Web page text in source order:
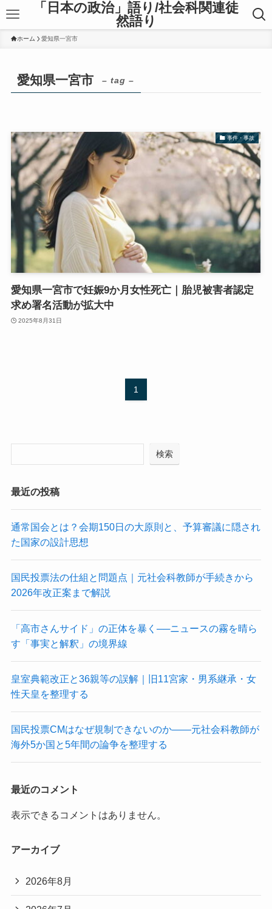
「日本の政治」語り/社会科関連徒
然語り
ホーム 愛知県一宮市
愛知県一宮市 – tag –
事件・事故
愛知県一宮市で妊娠9か月女性死亡｜胎児被害者認定
求め署名活動が拡大中
2025年8月31日
1
検索
最近の投稿
通常国会とは？会期150日の大原則と、予算審議に隠され
た国家の設計思想
国民投票法の仕組と問題点｜元社会科教師が手続きから
2026年改正案まで解説
「高市さんサイド」の正体を暴く──ニュースの霧を晴ら
す「事実と解釈」の境界線
皇室典範改正と36親等の誤解｜旧11宮家・男系継承・女
性天皇を整理する
国民投票CMはなぜ規制できないのか——元社会科教師が
海外5か国と5年間の論争を整理する
最近のコメント
表示できるコメントはありません。
アーカイブ
2026年8月